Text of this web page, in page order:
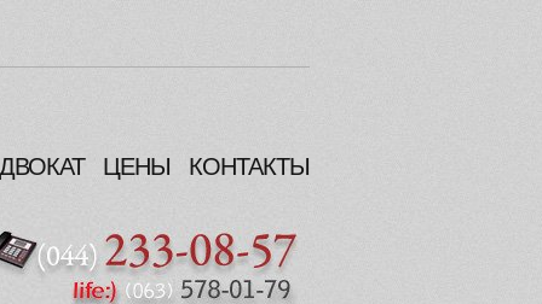
ЦЕНЫ КОНТАКТЫ